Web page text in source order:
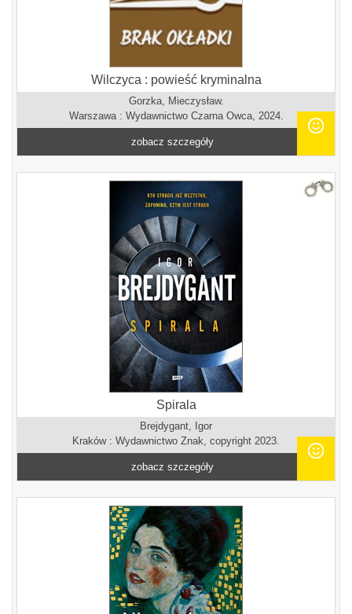
Wilczyca : powieść kryminalna
Gorzka, Mieczysław.
Warszawa : Wydawnictwo Czarna Owca, 2024.
zobacz szczegóły
Spirala
Brejdygant, Igor
Kraków : Wydawnictwo Znak, copyright 2023.
zobacz szczegóły